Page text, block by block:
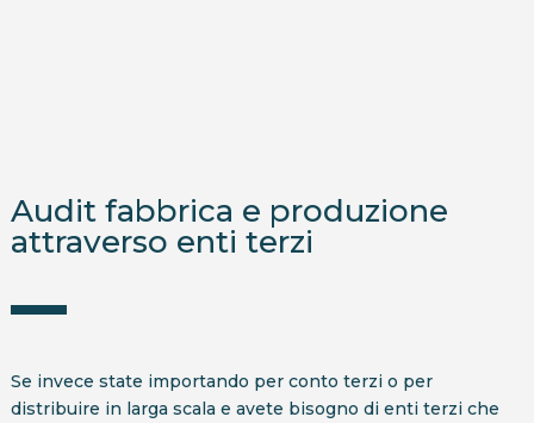
Audit fabbrica e produzione
attraverso enti terzi
Se invece state importando per conto terzi o per
distribuire in larga scala e avete bisogno di enti terzi che